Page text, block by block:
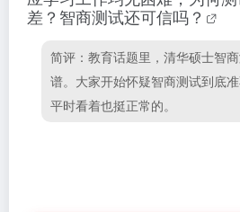
差？智商测试还可信吗？
简评：教育话题里，清华硕士智
谱。大家开始怀疑智商测试到底
平时看着也挺正常的。